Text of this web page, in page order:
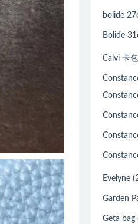
bolide
Bolide
Calvi 卡包
Evelyne
Garden
Geta bag